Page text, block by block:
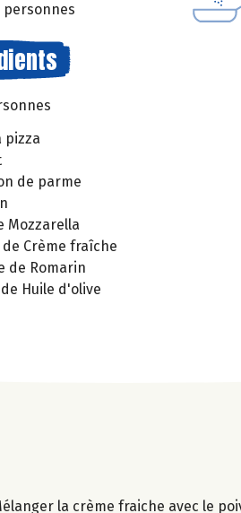
personnes
pizza
de parme
Mozzarella
de Crème fraîche
de Romarin
de Huile d'olive
la crème fraiche avec le